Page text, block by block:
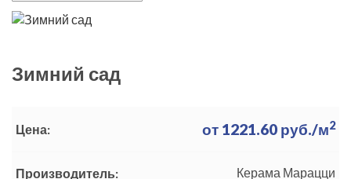
Зимний сад
Цена: от 1221.60 руб./м2
Производитель: Керама Марацци